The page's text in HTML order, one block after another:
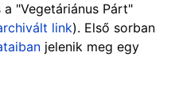
"Vegetáriánus Párt"
link). Első sorban
jelenik meg egy